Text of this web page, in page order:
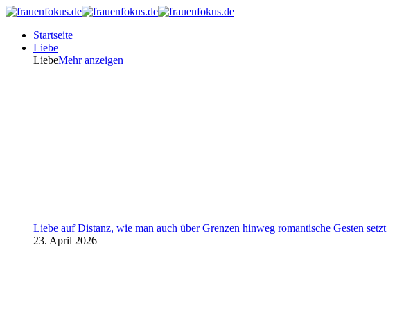
Startseite
Liebe
LiebeMehr anzeigen
Liebe auf Distanz, wie man auch über Grenzen hinweg romantische Gesten setzt
23. April 2026